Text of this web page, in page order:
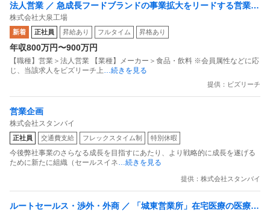
法人営業 ／ 急成長フードブランドの事業拡大をリードする営業リ
ーダー
株式会社大泉工場
新着 正社員 昇給あり フルタイム 昇格あり
年収800万円〜900万円
【職種】営業＞法人営業 【業種】メーカー＞食品・飲料 ※会員属性などに応
じ、当該求人をビズリーチ上…続きを見る
提供：ビズリーチ
営業企画
株式会社スタンバイ
正社員 交通費支給 フレックスタイム制 特別休暇
今後弊社事業のさらなる成長を目指すにあたり、より戦略的に成長を遂げる
ために新たに組織（セールスイネ…続きを見る
提供：株式会社スタンバイ
ルートセールス・渉外・外商 ／ 「城東営業所」在宅医療の医療機